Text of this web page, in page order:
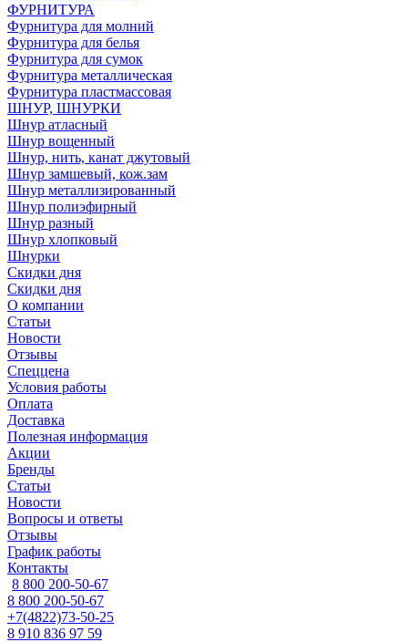
ФУРНИТУРА
Фурнитура для молний
Фурнитура для белья
Фурнитура для сумок
Фурнитура металлическая
Фурнитура пластмассовая
ШНУР, ШНУРКИ
Шнур атласный
Шнур вощенный
Шнур, нить, канат джутовый
Шнур замшевый, кож.зам
Шнур металлизированный
Шнур полиэфирный
Шнур разный
Шнур хлопковый
Шнурки
Скидки дня
Скидки дня
О компании
Статьи
Новости
Отзывы
Спеццена
Условия работы
Оплата
Доставка
Полезная информация
Акции
Бренды
Статьи
Новости
Вопросы и ответы
Отзывы
График работы
Контакты
8 800 200-50-67
8 800 200-50-67
+7(4822)73-50-25
8 910 836 97 59